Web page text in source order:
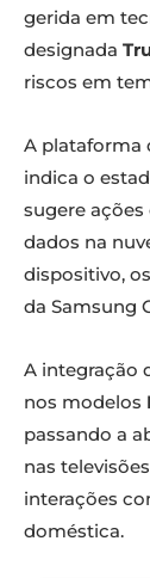
gerida em
designada
riscos em
A plataforma
indica o
sugere
dados na
dispositivo,
da Samsung
A integração
nos modelos
passando a
nas
interações
doméstica.